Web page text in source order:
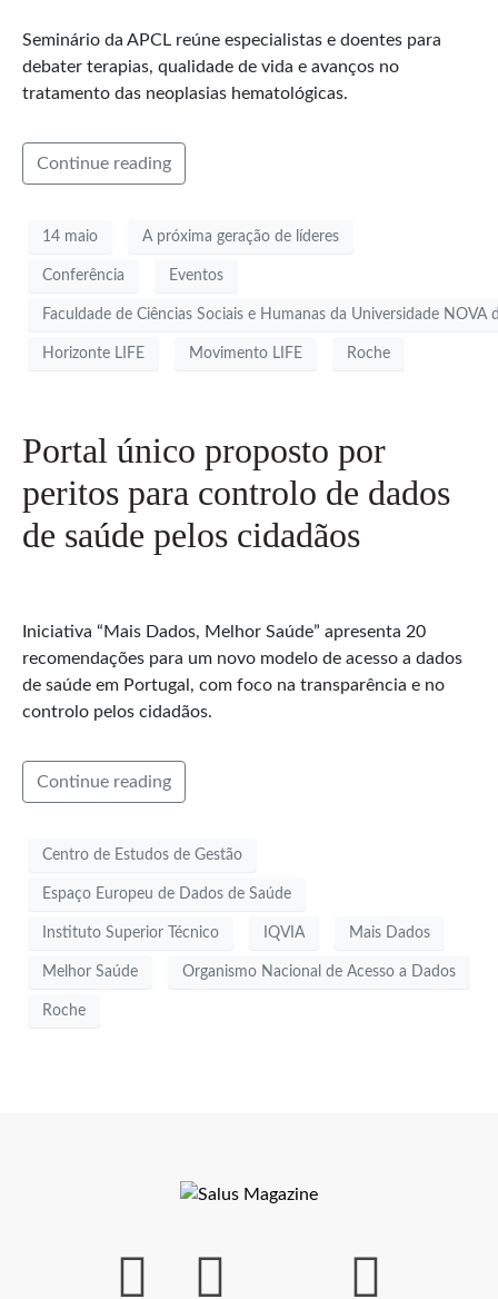
Seminário da APCL reúne especialistas e doentes para
debater terapias, qualidade de vida e avanços no
tratamento das neoplasias hematológicas.
Continue reading
14 maio A próxima geração de líderes
Conferência Eventos
Faculdade de Ciências Sociais e Humanas da Universidade NOVA
Horizonte LIFE Movimento LIFE Roche
Portal único proposto por
peritos para controlo de dados
de saúde pelos cidadãos
Iniciativa “Mais Dados, Melhor Saúde” apresenta 20
recomendações para um novo modelo de acesso a dados
de saúde em Portugal, com foco na transparência e no
controlo pelos cidadãos.
Continue reading
Centro de Estudos de Gestão
Espaço Europeu de Dados de Saúde
Instituto Superior Técnico IQVIA Mais Dados
Melhor Saúde Organismo Nacional de Acesso a Dados
Roche